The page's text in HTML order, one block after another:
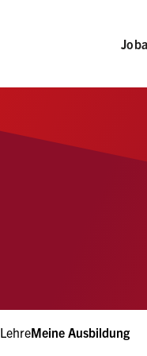
LehreMeine Ausbildung